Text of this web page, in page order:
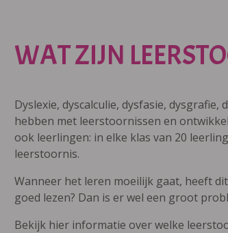
WAT ZIJN
Dyslexie, dyscalculie, dysfasie, dysgrafie,
hebben met leerstoornissen en
ook leerlingen: in elke klas van 20
leerstoornis.
Wanneer het leren moeilijk gaat, heeft
goed lezen? Dan is er wel een groot
Bekijk hier informatie over welke